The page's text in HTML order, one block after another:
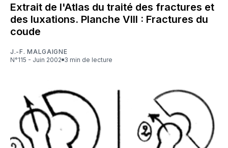
Extrait de l'Atlas du traité des fractures et
des luxations. Planche VIII : Fractures du
coude
J.-F. MALGAIGNE
N°115 - Juin 2002
3 min de lecture